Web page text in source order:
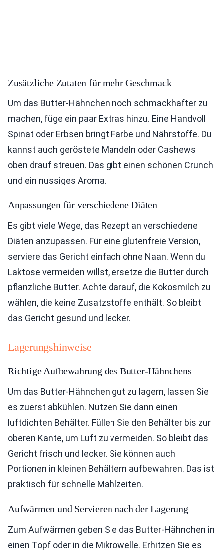
Zusätzliche Zutaten für mehr Geschmack
Um das Butter-Hähnchen noch schmackhafter zu
machen, füge ein paar Extras hinzu. Eine Handvoll
Spinat oder Erbsen bringt Farbe und Nährstoffe. Du
kannst auch geröstete Mandeln oder Cashews
oben drauf streuen. Das gibt einen schönen Crunch
und ein nussiges Aroma.
Anpassungen für verschiedene Diäten
Es gibt viele Wege, das Rezept an verschiedene
Diäten anzupassen. Für eine glutenfreie Version,
serviere das Gericht einfach ohne Naan. Wenn du
Laktose vermeiden willst, ersetze die Butter durch
pflanzliche Butter. Achte darauf, die Kokosmilch zu
wählen, die keine Zusatzstoffe enthält. So bleibt
das Gericht gesund und lecker.
Lagerungshinweise
Richtige Aufbewahrung des Butter-Hähnchens
Um das Butter-Hähnchen gut zu lagern, lassen Sie
es zuerst abkühlen. Nutzen Sie dann einen
luftdichten Behälter. Füllen Sie den Behälter bis zur
oberen Kante, um Luft zu vermeiden. So bleibt das
Gericht frisch und lecker. Sie können auch
Portionen in kleinen Behältern aufbewahren. Das ist
praktisch für schnelle Mahlzeiten.
Aufwärmen und Servieren nach der Lagerung
Zum Aufwärmen geben Sie das Butter-Hähnchen in
einen Topf oder in die Mikrowelle. Erhitzen Sie es